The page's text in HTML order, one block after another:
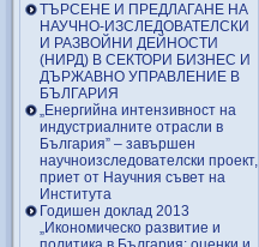
ТЪРСЕНЕ И ПРЕДЛАГАНЕ НА
НАУЧНО-ИЗСЛЕДОВАТЕЛСКИ
И РАЗВОЙНИ ДЕЙНОСТИ
(НИРД) В СЕКТОРИ БИЗНЕС И
ДЪРЖАВНО УПРАВЛЕНИЕ В
БЪЛГАРИЯ
„Енергийна интензивност на
индустриалните отрасли в
България” – завършен
научноизследователски проект,
приет от Научния съвет на
Института
Годишен доклад 2013
„Икономическо развитие и